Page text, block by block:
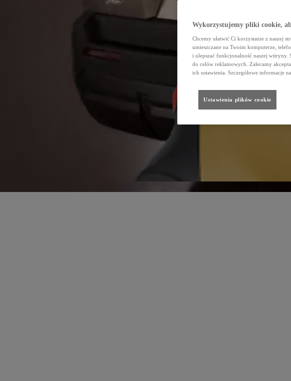
Wykorzystujemy pliki cookie,
Chcemy ułatwić Ci korzystanie z naszej
umieszczane na Twoim komputerze,
i ulepszać funkcjonalność naszej witryny.
do celów reklamowych. Zalecamy
ich ustawienia. Szczegółowe informacje
Ustawienia plików cookie